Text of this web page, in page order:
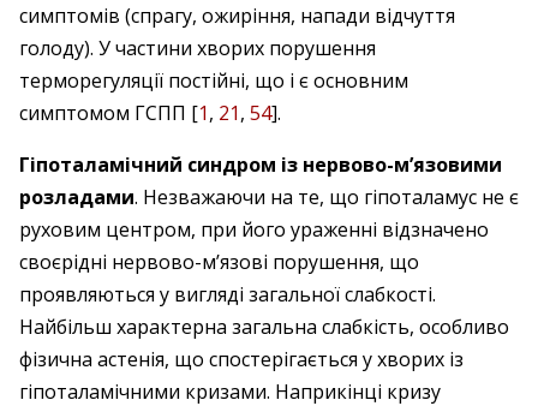
симптомів (спрагу, ожиріння, напади відчуття
голоду). У частини хворих порушення
терморегуляції постійні, що і є основним
симптомом ГСПП [1, 21, 54].
Гіпоталамічний синдром із нервово-м’язовими
розладами. Незважаючи на те, що гіпоталамус не є
руховим центром, при його ураженні відзначено
своє­рідні нервово-м’язові порушення, що
проявляються у вигляді загальної слабкості.
Найбільш характерна загальна слабкість, особливо
фізична астенія, що спостерігається у хворих із
гіпоталамічними кризами. Наприкінці кризу